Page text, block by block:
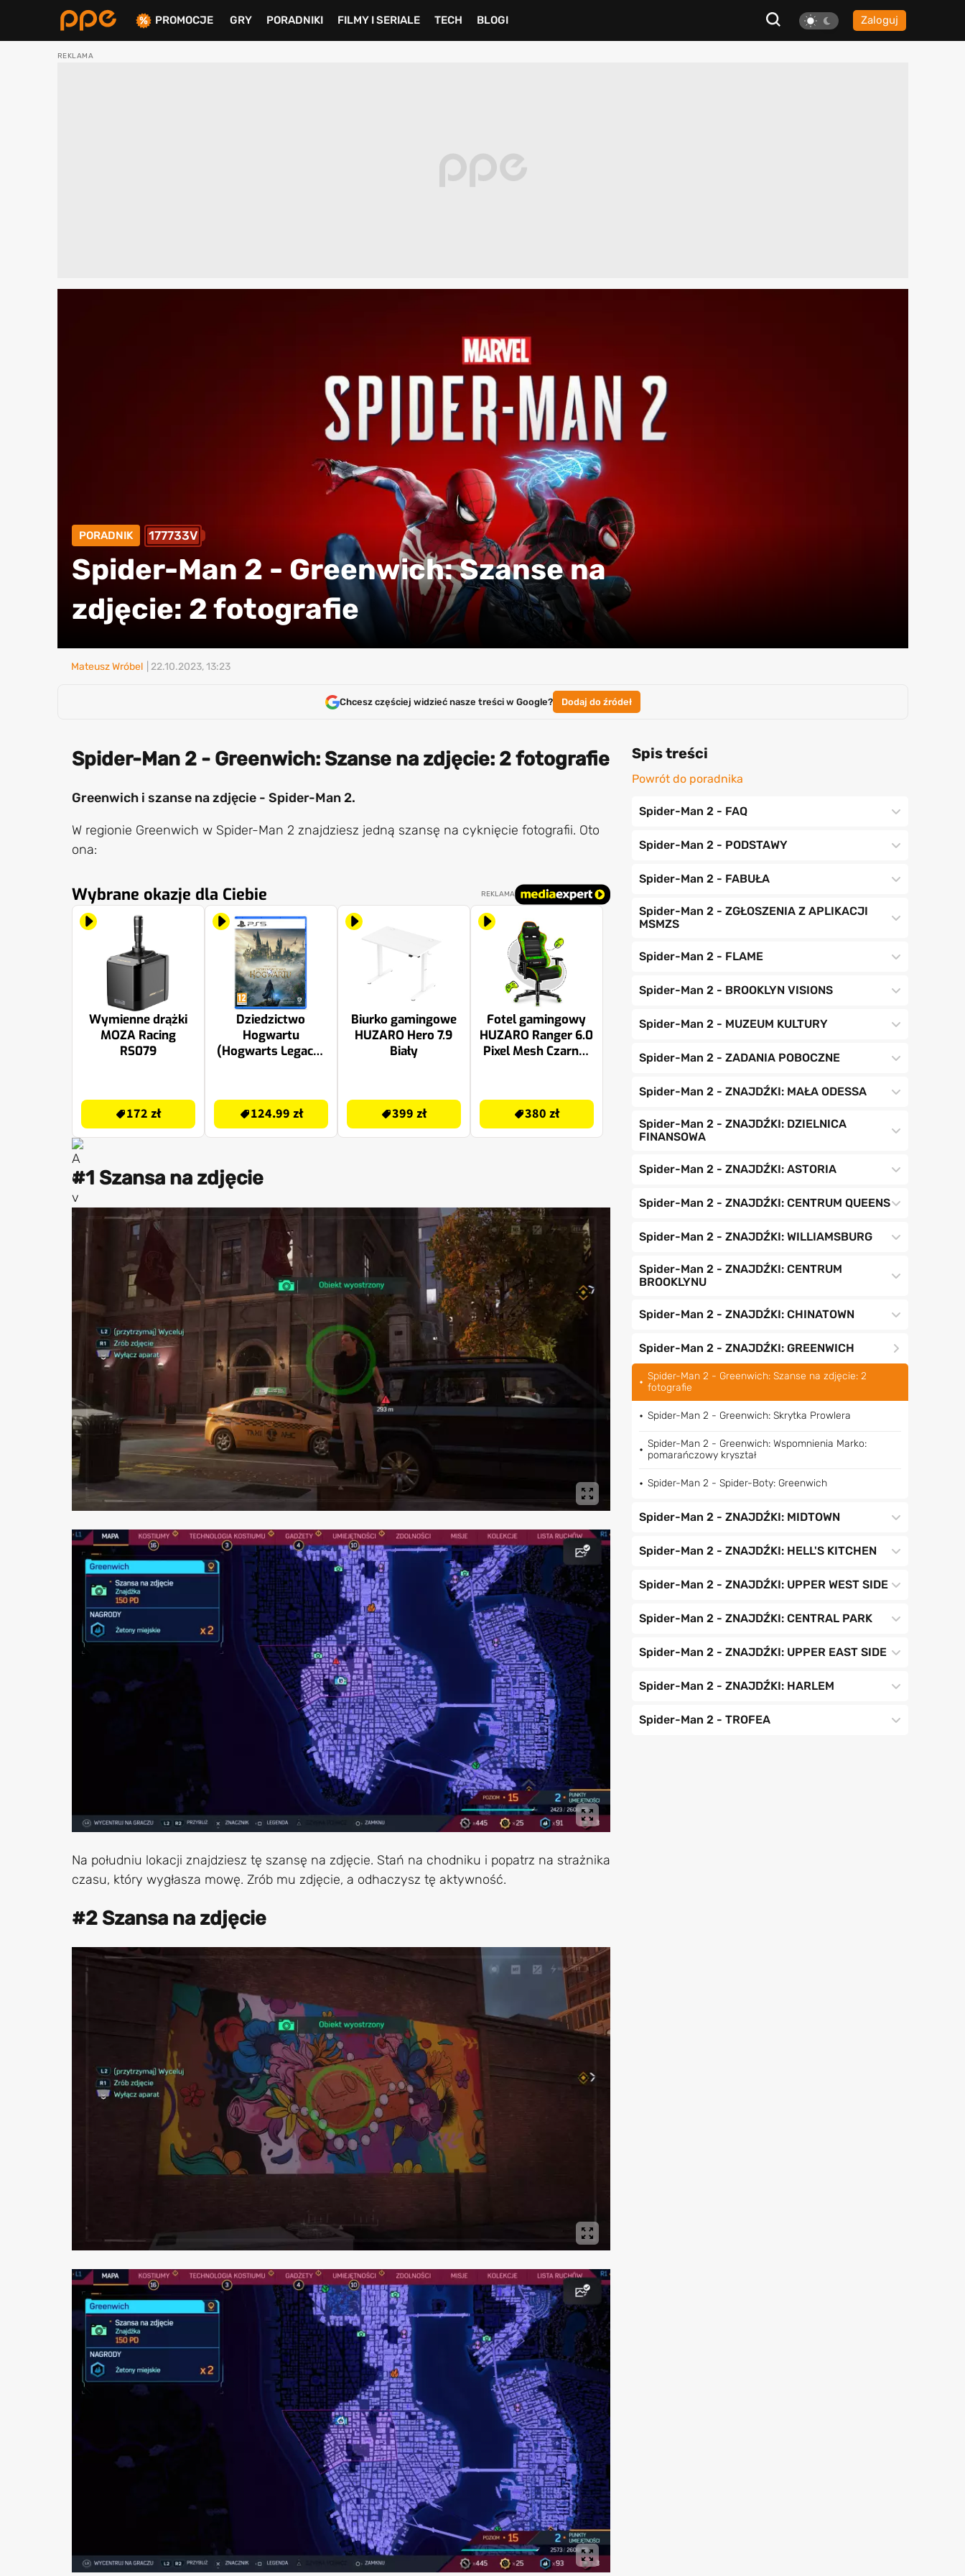
Zaloguj
PROMOCJE GRY PORADNIKI FILMY I SERIALE TECH BLOGI
PORADNIK 177733V
Spider-Man 2 - Greenwich: Szanse na
zdjęcie: 2 fotografie
Mateusz Wróbel | 22.10.2023, 13:23
Chcesz częściej widzieć nasze treści w Google? Dodaj do źródeł
Spider-Man 2 - Greenwich: Szanse na zdjęcie: 2 fotografie
Greenwich i szanse na zdjęcie - Spider-Man 2.
W regionie Greenwich w Spider-Man 2 znajdziesz jedną szansę na cyknięcie fotografii. Oto
ona:
Wybrane okazje dla Ciebie REKLAMA
Wymienne drążki
MOZA Racing
RS079
172 zł
Dziedzictwo
Hogwartu
(Hogwarts Legacy)
124.99 zł
Biurko gamingowe
HUZARO Hero 7.9
Biały
399 zł
Fotel gamingowy
HUZARO Ranger 6.0
Pixel Mesh Czarno-
380 zł
#1 Szansa na zdjęcie
Na południu lokacji znajdziesz tę szansę na zdjęcie. Stań na chodniku i popatrz na strażnika
czasu, który wygłasza mowę. Zrób mu zdjęcie, a odhaczysz tę aktywność.
#2 Szansa na zdjęcie
Spis treści
Powrót do poradnika
Spider-Man 2 - FAQ
Spider-Man 2 - PODSTAWY
Spider-Man 2 - FABUŁA
Spider-Man 2 - ZGŁOSZENIA Z APLIKACJI
MSMZS
Spider-Man 2 - FLAME
Spider-Man 2 - BROOKLYN VISIONS
Spider-Man 2 - MUZEUM KULTURY
Spider-Man 2 - ZADANIA POBOCZNE
Spider-Man 2 - ZNAJDŹKI: MAŁA ODESSA
Spider-Man 2 - ZNAJDŹKI: DZIELNICA
FINANSOWA
Spider-Man 2 - ZNAJDŹKI: ASTORIA
Spider-Man 2 - ZNAJDŹKI: CENTRUM QUEENS
Spider-Man 2 - ZNAJDŹKI: WILLIAMSBURG
Spider-Man 2 - ZNAJDŹKI: CENTRUM
BROOKLYNU
Spider-Man 2 - ZNAJDŹKI: CHINATOWN
Spider-Man 2 - ZNAJDŹKI: GREENWICH
Spider-Man 2 - Greenwich: Szanse na zdjęcie: 2
fotografie
Spider-Man 2 - Greenwich: Skrytka Prowlera
Spider-Man 2 - Greenwich: Wspomnienia Marko:
pomarańczowy kryształ
Spider-Man 2 - Spider-Boty: Greenwich
Spider-Man 2 - ZNAJDŹKI: MIDTOWN
Spider-Man 2 - ZNAJDŹKI: HELL'S KITCHEN
Spider-Man 2 - ZNAJDŹKI: UPPER WEST SIDE
Spider-Man 2 - ZNAJDŹKI: CENTRAL PARK
Spider-Man 2 - ZNAJDŹKI: UPPER EAST SIDE
Spider-Man 2 - ZNAJDŹKI: HARLEM
Spider-Man 2 - TROFEA